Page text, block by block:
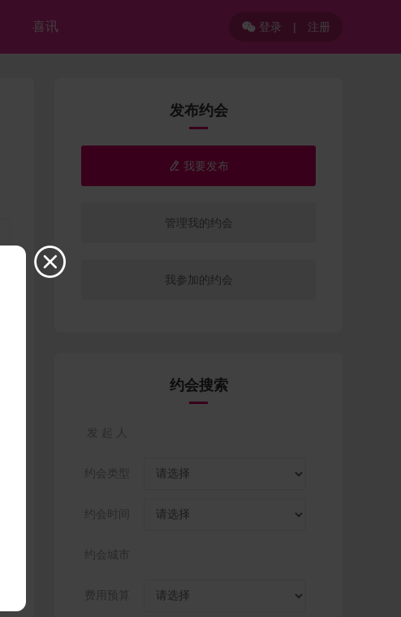
喜讯 登录 | 注册
发布约会
 我要发布
管理我的约会
我参加的约会
约会搜索
发 起 人
约会类型
约会时间
约会城市
费用预算
